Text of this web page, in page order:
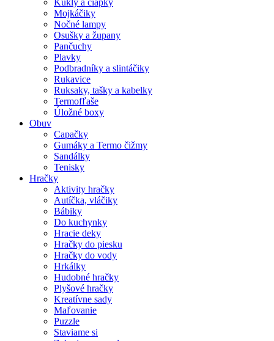
Mojkáčiky
Nočné lampy
Osušky a župany
Pančuchy
Plavky
Podbradníky a slintáčiky
Rukavice
Ruksaky, tašky a kabelky
Termofľaše
Úložné boxy
Obuv
Capačky
Gumáky a Termo čižmy
Sandálky
Tenisky
Hračky
Aktivity hračky
Autíčka, vláčiky
Bábiky
Do kuchynky
Hracie deky
Hračky do piesku
Hračky do vody
Hrkálky
Hudobné hračky
Plyšové hračky
Kreatívne sady
Maľovanie
Puzzle
Staviame si